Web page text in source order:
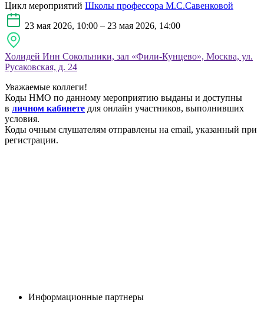
Цикл мероприятий Школы профессора М.С.Савенковой
23 мая 2026, 10:00 – 23 мая 2026, 14:00
Холидей Инн Сокольники, зал «Фили-Кунцево», Москва, ул.
Русаковская, д. 24
Уважаемые коллеги!
Коды НМО по данному мероприятию выданы и доступны
в личном кабинете для онлайн участников, выполнивших
условия.
Коды очным слушателям отправлены на email, указанный при
регистрации.
Информационные партнеры